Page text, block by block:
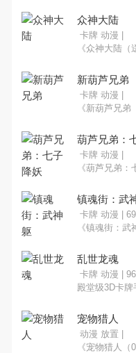
众神大陆
卡牌 动漫 |
《众神大陆
新葫芦兄弟
卡牌 动漫 |
《新葫芦兄
葫芦兄弟：
卡牌 动漫 |
《葫芦兄弟
镇魂街：武
卡牌 动漫 |
《镇魂街：
乱世龙魂
卡牌 动漫 |
殿堂级3D卡
宠物猎人
动漫 放置 |
《宠物猎人